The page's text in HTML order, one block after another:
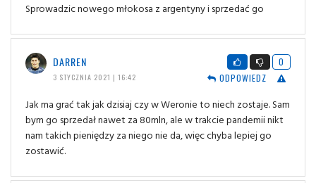
Sprowadzic nowego młokosa z argentyny i sprzedać go
DARREN
3 STYCZNIA 2021 | 16:42
0
ODPOWIEDZ
Jak ma grać tak jak dzisiaj czy w Weronie to niech zostaje. Sam
bym go sprzedał nawet za 80mln, ale w trakcie pandemii nikt
nam takich pieniędzy za niego nie da, więc chyba lepiej go
zostawić.